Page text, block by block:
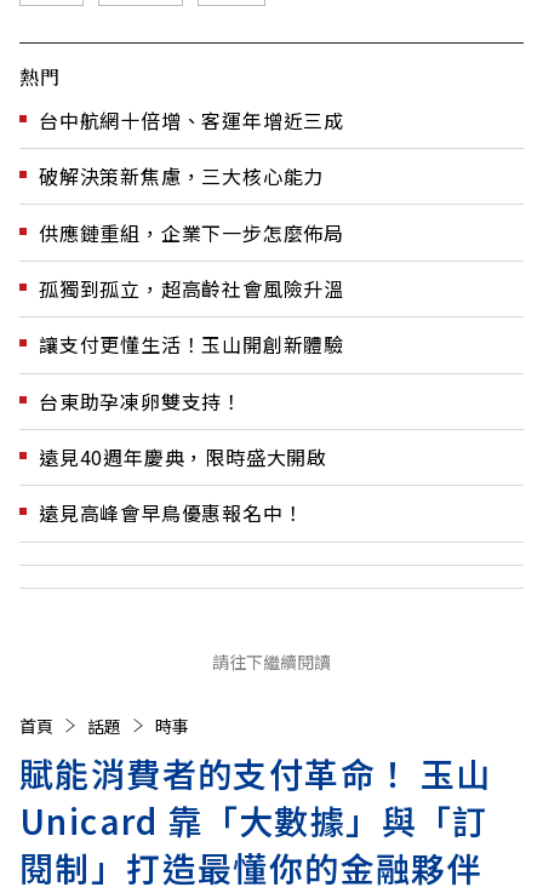
熱門
台中航網十倍增、客運年增近三成
破解決策新焦慮，三大核心能力
供應鏈重組，企業下一步怎麼佈局
孤獨到孤立，超高齡社會風險升溫
讓支付更懂生活！玉山開創新體驗
台東助孕凍卵雙支持！
遠見40週年慶典，限時盛大開啟
遠見高峰會早鳥優惠報名中！
請往下繼續閱讀
首頁 話題 時事
賦能消費者的支付革命！ 玉山
Unicard 靠「大數據」與「訂
閱制」打造最懂你的金融夥伴